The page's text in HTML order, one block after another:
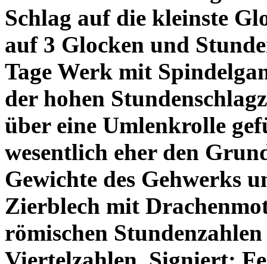
Schlag auf die kleinste
auf 3 Glocken und
Tage Werk mit
der hohen
über eine Umlenkrolle
wesentlich eher den
Gewichte des Gehwerks
Zierblech mit
römischen